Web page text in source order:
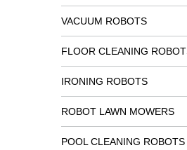
VACUUM ROBOTS
FLOOR CLEANING
IRONING ROBOTS
ROBOT LAWN MOWERS
POOL CLEANING ROBOTS